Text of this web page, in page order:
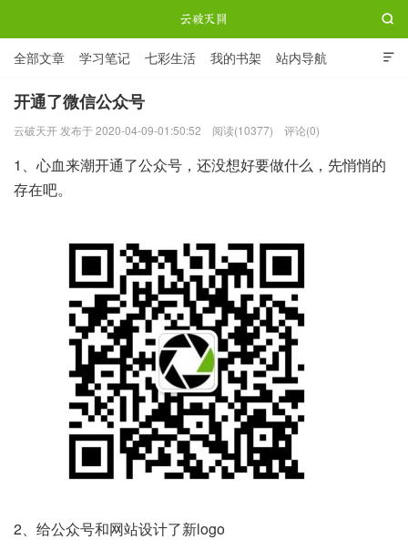

全部文章 学习笔记 七彩生活 我的书架 站内导航
ABOUT ME

开通了微信公众号
云破天开 发布于 2020-04-09-01:50:52 阅读(10377) 评论(0)
1、心血来潮开通了公众号，还没想好要做什么，先悄悄的
存在吧。
2、给公众号和网站设计了新logo